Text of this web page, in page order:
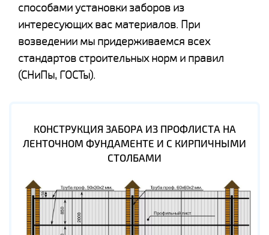
способами установки заборов из
интересующих вас материалов. При
возведении мы придерживаемся всех
стандартов строительных норм и правил
(СНиПы, ГОСТы).
КОНСТРУКЦИЯ ЗАБОРА ИЗ ПРОФЛИСТА НА
ЛЕНТОЧНОМ ФУНДАМЕНТЕ И С КИРПИЧНЫМИ
СТОЛБАМИ